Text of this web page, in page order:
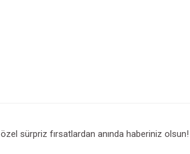
sürpriz fırsatlardan anında haberiniz olsun!